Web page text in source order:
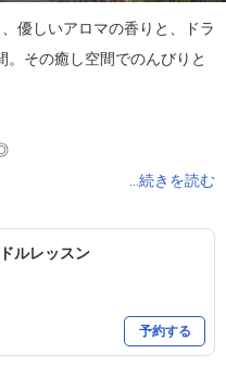
優しいアロマの香りと、ドラ
。その癒し空間でのんびりと
、
...続きを読む
ルレッスン
予約する